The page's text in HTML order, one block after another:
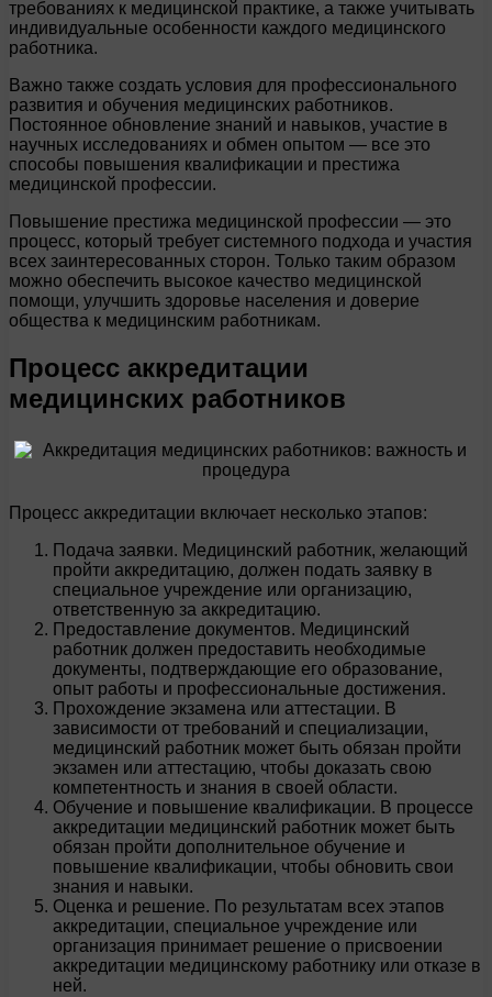
требованиях к медицинской практике, а также учитывать
индивидуальные особенности каждого медицинского
работника.
Важно также создать условия для профессионального
развития и обучения медицинских работников.
Постоянное обновление знаний и навыков, участие в
научных исследованиях и обмен опытом — все это
способы повышения квалификации и престижа
медицинской профессии.
Повышение престижа медицинской профессии — это
процесс, который требует системного подхода и участия
всех заинтересованных сторон. Только таким образом
можно обеспечить высокое качество медицинской
помощи, улучшить здоровье населения и доверие
общества к медицинским работникам.
Процесс аккредитации
медицинских работников
Процесс аккредитации включает несколько этапов:
Подача заявки. Медицинский работник, желающий
пройти аккредитацию, должен подать заявку в
специальное учреждение или организацию,
ответственную за аккредитацию.
Предоставление документов. Медицинский
работник должен предоставить необходимые
документы, подтверждающие его образование,
опыт работы и профессиональные достижения.
Прохождение экзамена или аттестации. В
зависимости от требований и специализации,
медицинский работник может быть обязан пройти
экзамен или аттестацию, чтобы доказать свою
компетентность и знания в своей области.
Обучение и повышение квалификации. В процессе
аккредитации медицинский работник может быть
обязан пройти дополнительное обучение и
повышение квалификации, чтобы обновить свои
знания и навыки.
Оценка и решение. По результатам всех этапов
аккредитации, специальное учреждение или
организация принимает решение о присвоении
аккредитации медицинскому работнику или отказе в
ней.